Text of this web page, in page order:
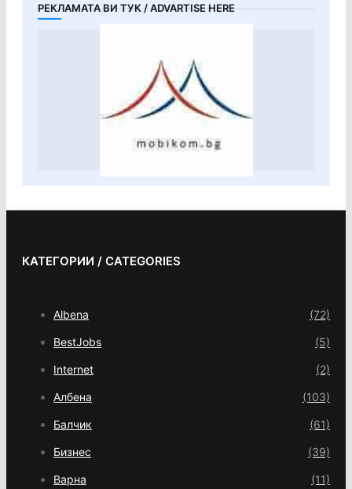
РЕКЛАМАТА ВИ ТУК / ADVARTISE HERE
КАТЕГОРИИ / CATEGORIES
Albena (72)
BestJobs (5)
Internet (2)
Албена (103)
Балчик (61)
Бизнес (39)
Варна (11)